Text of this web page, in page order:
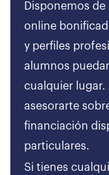
Disponemos
online
y perfiles
alumnos
cualquier lugar.
asesorarte
financiación
particulares.
Si tienes